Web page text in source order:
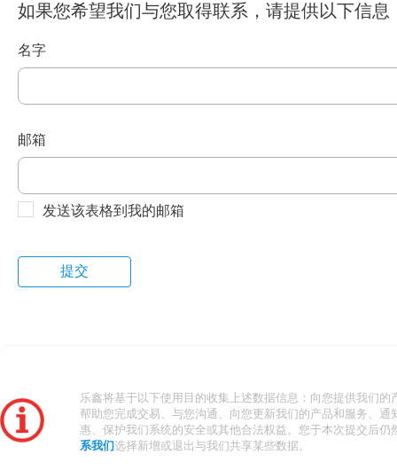
如果您希望我们与您取得联系，请提供以下信息
名字
邮箱
发送该表格到我的邮箱
乐鑫将基于以下使用目的收集上述数据信息：向您提供我们的
帮助您完成交易、与您沟通、向您更新我们的产品和服务、通
惠、保护我们系统的安全或其他合法权益。您于本次提交后仍
系我们 选择新增或退出与我们共享某些数据。